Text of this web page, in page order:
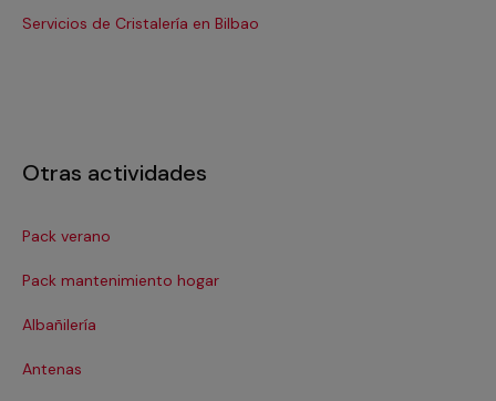
Servicios de Cristalería en Bilbao
Otras actividades
Pack verano
Pack mantenimiento hogar
Albañilería
Antenas